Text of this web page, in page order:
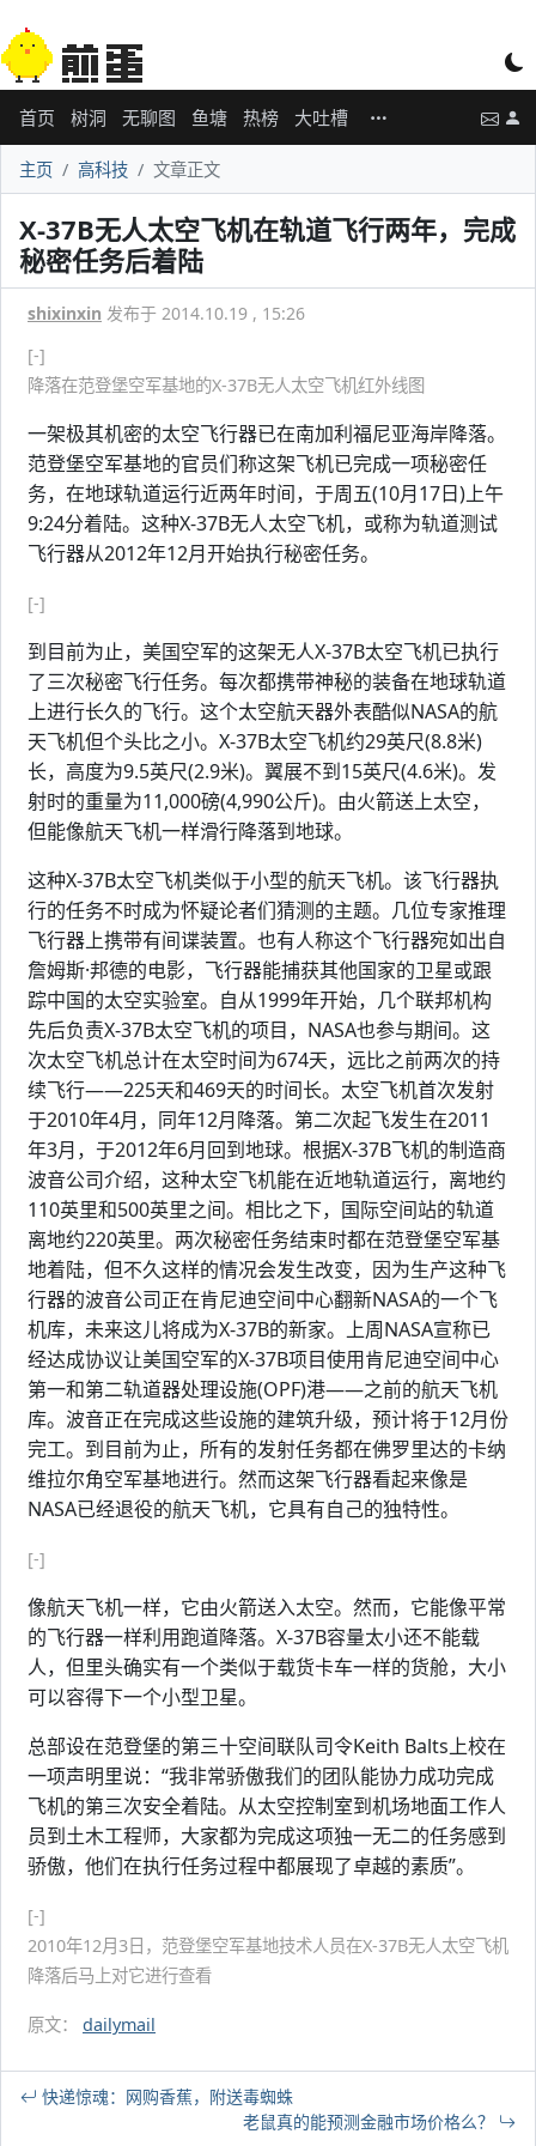
首页 树洞 无聊图 鱼塘 热榜 大吐槽
主页 高科技 文章正文
X-37B无人太空飞机在轨道飞行两年，完成
秘密任务后着陆
shixinxin 发布于 2014.10.19 , 15:26
[-]
降落在范登堡空军基地的X-37B无人太空飞机红外线图
一架极其机密的太空飞行器已在南加利福尼亚海岸降落。
范登堡空军基地的官员们称这架飞机已完成一项秘密任
务，在地球轨道运行近两年时间，于周五(10月17日)上午
9:24分着陆。这种X-37B无人太空飞机，或称为轨道测试
飞行器从2012年12月开始执行秘密任务。
[-]
到目前为止，美国空军的这架无人X-37B太空飞机已执行
了三次秘密飞行任务。每次都携带神秘的装备在地球轨道
上进行长久的飞行。这个太空航天器外表酷似NASA的航
天飞机但个头比之小。X-37B太空飞机约29英尺(8.8米)
长，高度为9.5英尺(2.9米)。翼展不到15英尺(4.6米)。发
射时的重量为11,000磅(4,990公斤)。由火箭送上太空，
但能像航天飞机一样滑行降落到地球。
这种X-37B太空飞机类似于小型的航天飞机。该飞行器执
行的任务不时成为怀疑论者们猜测的主题。几位专家推理
飞行器上携带有间谍装置。也有人称这个飞行器宛如出自
詹姆斯·邦德的电影，飞行器能捕获其他国家的卫星或跟
踪中国的太空实验室。自从1999年开始，几个联邦机构
先后负责X-37B太空飞机的项目，NASA也参与期间。这
次太空飞机总计在太空时间为674天，远比之前两次的持
续飞行——225天和469天的时间长。太空飞机首次发射
于2010年4月，同年12月降落。第二次起飞发生在2011
年3月，于2012年6月回到地球。根据X-37B飞机的制造商
波音公司介绍，这种太空飞机能在近地轨道运行，离地约
110英里和500英里之间。相比之下，国际空间站的轨道
离地约220英里。两次秘密任务结束时都在范登堡空军基
地着陆，但不久这样的情况会发生改变，因为生产这种飞
行器的波音公司正在肯尼迪空间中心翻新NASA的一个飞
机库，未来这儿将成为X-37B的新家。上周NASA宣称已
经达成协议让美国空军的X-37B项目使用肯尼迪空间中心
第一和第二轨道器处理设施(OPF)港——之前的航天飞机
库。波音正在完成这些设施的建筑升级，预计将于12月份
完工。到目前为止，所有的发射任务都在佛罗里达的卡纳
维拉尔角空军基地进行。然而这架飞行器看起来像是
NASA已经退役的航天飞机，它具有自己的独特性。
[-]
像航天飞机一样，它由火箭送入太空。然而，它能像平常
的飞行器一样利用跑道降落。X-37B容量太小还不能载
人，但里头确实有一个类似于载货卡车一样的货舱，大小
可以容得下一个小型卫星。
总部设在范登堡的第三十空间联队司令Keith Balts上校在
一项声明里说：“我非常骄傲我们的团队能协力成功完成
飞机的第三次安全着陆。从太空控制室到机场地面工作人
员到土木工程师，大家都为完成这项独一无二的任务感到
骄傲，他们在执行任务过程中都展现了卓越的素质”。
[-]
2010年12月3日，范登堡空军基地技术人员在X-37B无人太空飞机
降落后马上对它进行查看
原文： dailymail
快递惊魂：网购香蕉，附送毒蜘蛛
老鼠真的能预测金融市场价格么？